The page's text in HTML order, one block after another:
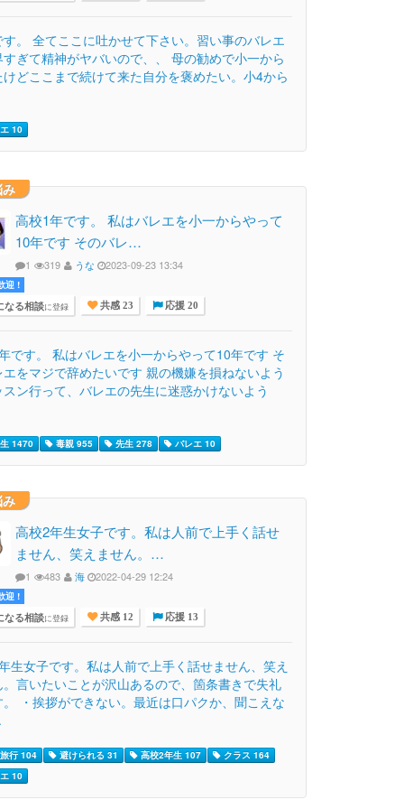
。 全てここに吐かせて下さい。習い事のバレエ
ぎて精神がヤバいので、、 母の勧めで小一から
どここまで続けて来た自分を褒めたい。小4から
10
高校1年です。 私はバレエを小一からやって
10年です そのバレ…
1 319 うな 2023-09-23 13:34
迎 !
なる相談に登録 共感 23 応援 20
です。 私はバレエを小一からやって10年です そ
をマジで辞めたいです 親の機嫌を損ねないよう
ン行って、バレエの先生に迷惑かけないよう
1470 毒親 955 先生 278 バレエ 10
高校2年生女子です。私は人前で上手く話せ
ません、笑えません。…
1 483 海 2022-04-29 12:24
迎 !
なる相談に登録 共感 12 応援 13
生女子です。私は人前で上手く話せません、笑え
。言いたいことが沢山あるので、箇条書きで失礼
・挨拶ができない。最近は口パクか、聞こえな
行 104 避けられる 31 高校2年生 107
クラス 164
10